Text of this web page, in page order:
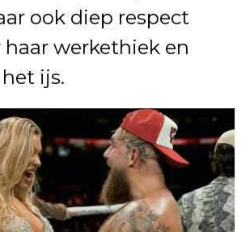
ook diep respect
werkethiek en
ijs.